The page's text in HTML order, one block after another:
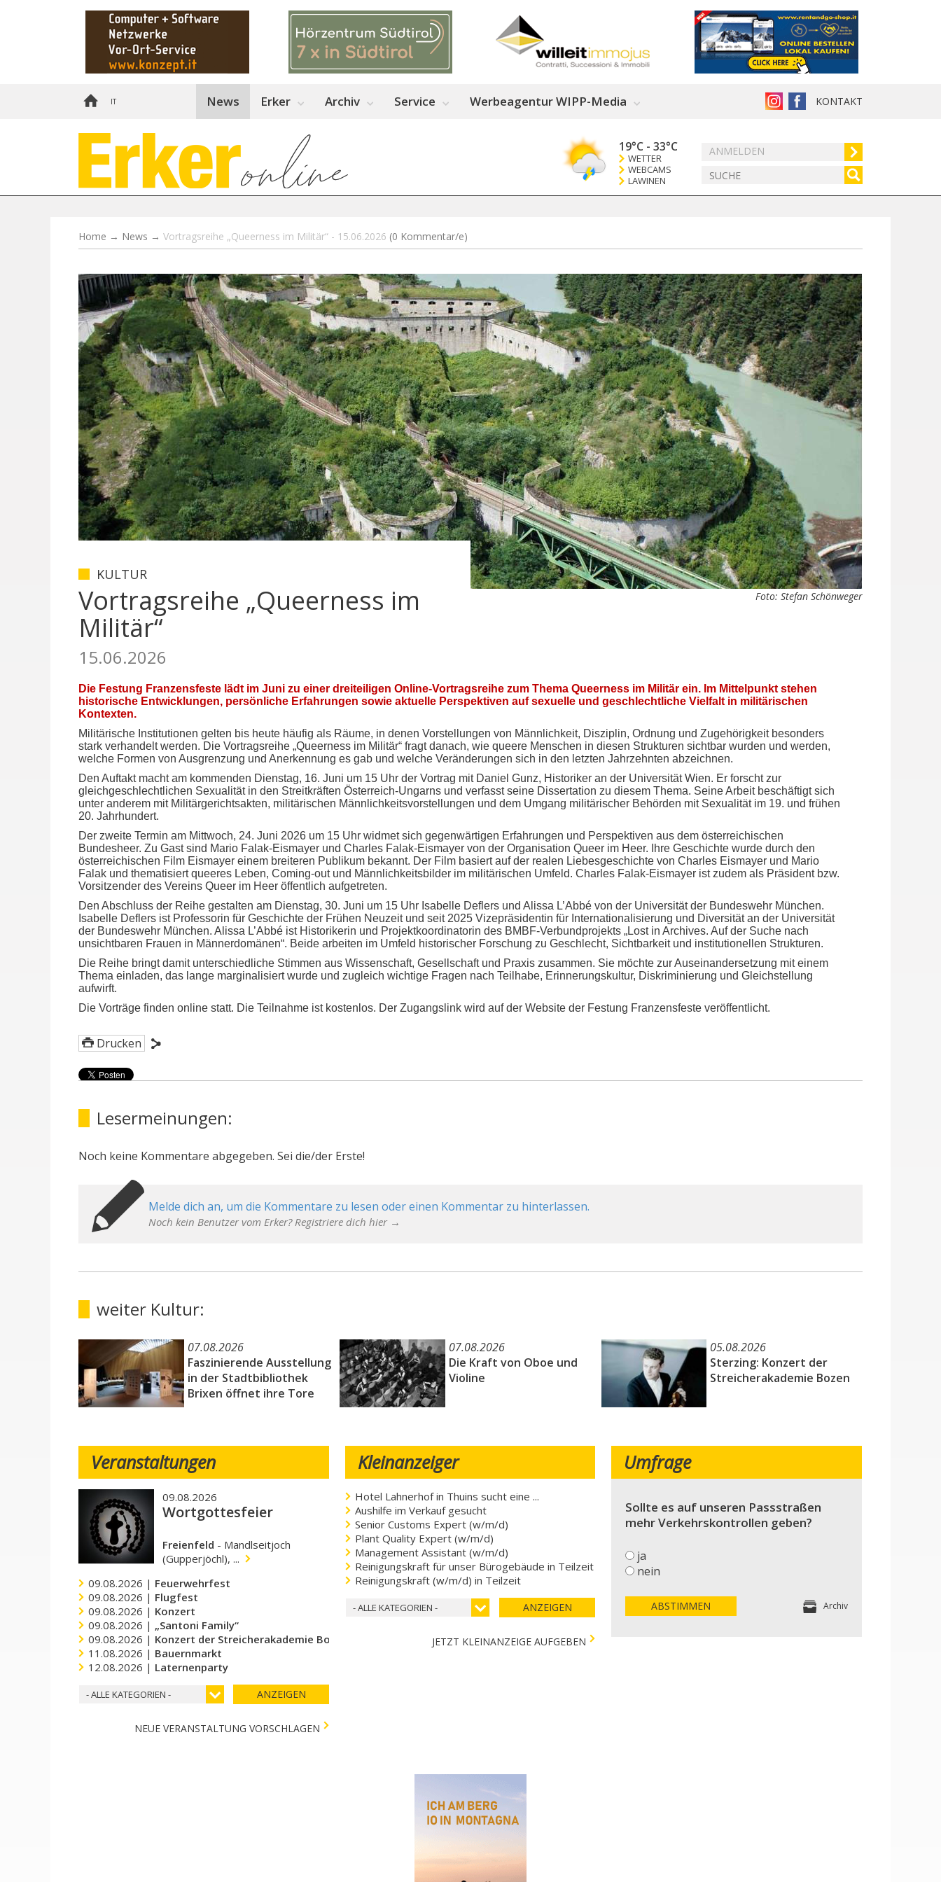
IT KONTAKT
News Erker Archiv Service Werbeagentur WIPP-Media
ANMELDEN
19°C - 33°C
WETTER
WEBCAMS
LAWINEN
Home → News → Vortragsreihe „Queerness im Militär“ - 15.06.2026 (0 Kommentar/e)
Foto: Stefan Schönweger
KULTUR
Vortragsreihe „Queerness im
Militär“
15.06.2026
Die Festung Franzensfeste lädt im Juni zu einer dreiteiligen Online-Vortragsreihe zum Thema Queerness im Militär ein. Im Mittelpunkt stehen
historische Entwicklungen, persönliche Erfahrungen sowie aktuelle Perspektiven auf sexuelle und geschlechtliche Vielfalt in militärischen
Kontexten.
Militärische Institutionen gelten bis heute häufig als Räume, in denen Vorstellungen von Männlichkeit, Disziplin, Ordnung und Zugehörigkeit besonders
stark verhandelt werden. Die Vortragsreihe „Queerness im Militär“ fragt danach, wie queere Menschen in diesen Strukturen sichtbar wurden und werden,
welche Formen von Ausgrenzung und Anerkennung es gab und welche Veränderungen sich in den letzten Jahrzehnten abzeichnen.
Den Auftakt macht am kommenden Dienstag, 16. Juni um 15 Uhr der Vortrag mit Daniel Gunz, Historiker an der Universität Wien. Er forscht zur
gleichgeschlechtlichen Sexualität in den Streitkräften Österreich-Ungarns und verfasst seine Dissertation zu diesem Thema. Seine Arbeit beschäftigt sich
unter anderem mit Militärgerichtsakten, militärischen Männlichkeitsvorstellungen und dem Umgang militärischer Behörden mit Sexualität im 19. und frühen
20. Jahrhundert.
Der zweite Termin am Mittwoch, 24. Juni 2026 um 15 Uhr widmet sich gegenwärtigen Erfahrungen und Perspektiven aus dem österreichischen
Bundesheer. Zu Gast sind Mario Falak-Eismayer und Charles Falak-Eismayer von der Organisation Queer im Heer. Ihre Geschichte wurde durch den
österreichischen Film Eismayer einem breiteren Publikum bekannt. Der Film basiert auf der realen Liebesgeschichte von Charles Eismayer und Mario
Falak und thematisiert queeres Leben, Coming-out und Männlichkeitsbilder im militärischen Umfeld. Charles Falak-Eismayer ist zudem als Präsident bzw.
Vorsitzender des Vereins Queer im Heer öffentlich aufgetreten.
Den Abschluss der Reihe gestalten am Dienstag, 30. Juni um 15 Uhr Isabelle Deflers und Alissa L’Abbé von der Universität der Bundeswehr München.
Isabelle Deflers ist Professorin für Geschichte der Frühen Neuzeit und seit 2025 Vizepräsidentin für Internationalisierung und Diversität an der Universität
der Bundeswehr München. Alissa L’Abbé ist Historikerin und Projektkoordinatorin des BMBF-Verbundprojekts „Lost in Archives. Auf der Suche nach
unsichtbaren Frauen in Männerdomänen“. Beide arbeiten im Umfeld historischer Forschung zu Geschlecht, Sichtbarkeit und institutionellen Strukturen.
Die Reihe bringt damit unterschiedliche Stimmen aus Wissenschaft, Gesellschaft und Praxis zusammen. Sie möchte zur Auseinandersetzung mit einem
Thema einladen, das lange marginalisiert wurde und zugleich wichtige Fragen nach Teilhabe, Erinnerungskultur, Diskriminierung und Gleichstellung
aufwirft.
Die Vorträge finden online statt. Die Teilnahme ist kostenlos. Der Zugangslink wird auf der Website der Festung Franzensfeste veröffentlicht.
Drucken
Lesermeinungen:
Noch keine Kommentare abgegeben. Sei die/der Erste!
Melde dich an, um die Kommentare zu lesen oder einen Kommentar zu hinterlassen.
Noch kein Benutzer vom Erker? Registriere dich hier →
weiter Kultur:
07.08.2026
Faszinierende Ausstellung
in der Stadtbibliothek
Brixen öffnet ihre Tore
07.08.2026
Die Kraft von Oboe und
Violine
05.08.2026
Sterzing: Konzert der
Streicherakademie Bozen
Veranstaltungen
09.08.2026
Wortgottesfeier
Freienfeld - Mandlseitjoch
(Gupperjöchl), ...
09.08.2026 | Feuerwehrfest
09.08.2026 | Flugfest
09.08.2026 | Konzert
09.08.2026 | „Santoni Family“
09.08.2026 | Konzert der Streicherakademie Bozen
11.08.2026 | Bauernmarkt
12.08.2026 | Laternenparty
- ALLE KATEGORIEN - ANZEIGEN
NEUE VERANSTALTUNG VORSCHLAGEN
Kleinanzeiger
Hotel Lahnerhof in Thuins sucht eine ...
Aushilfe im Verkauf gesucht
Senior Customs Expert (w/m/d)
Plant Quality Expert (w/m/d)
Management Assistant (w/m/d)
Reinigungskraft für unser Bürogebäude in Teilzeit
Reinigungskraft (w/m/d) in Teilzeit
- ALLE KATEGORIEN - ANZEIGEN
JETZT KLEINANZEIGE AUFGEBEN
Umfrage
Sollte es auf unseren Passstraßen
mehr Verkehrskontrollen geben?
ja
nein
ABSTIMMEN Archiv